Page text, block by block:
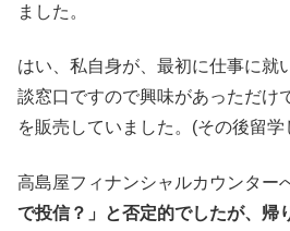
ました。
はい、私自身が、最初に仕事に就
談窓口ですので興味があっただけ
を販売していました。(その後留学
高島屋フィナンシャルカウンター
で投信？」と否定的でしたが、帰